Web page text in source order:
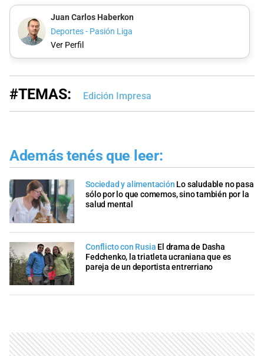
Juan Carlos Haberkon
Deportes - Pasión Liga
Ver Perfil
#TEMAS: Edición Impresa
Además tenés que leer:
Sociedad y alimentación Lo saludable no pasa
sólo por lo que comemos, sino también por la
salud mental
Conflicto con Rusia El drama de Dasha
Fedchenko, la triatleta ucraniana que es
pareja de un deportista entrerriano